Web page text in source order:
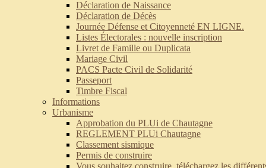
Déclaration de Naissance
Déclaration de Décès
Journée Défense et Citoyenneté EN LIGNE.
Listes Électorales : nouvelle inscription
Livret de Famille ou Duplicata
Mariage Civil
PACS Pacte Civil de Solidarité
Passeport
Timbre Fiscal
Informations
Urbanisme
Approbation du PLUi de Chautagne
REGLEMENT PLUi Chautagne
Classement sismique
Permis de construire